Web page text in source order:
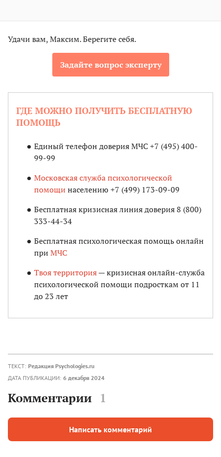
Удачи вам, Максим. Берегите себя.
Задайте вопрос эксперту
ГДЕ МОЖНО ПОЛУЧИТЬ БЕСПЛАТНУЮ
ПОМОЩЬ
Единый телефон доверия МЧС +7 (495) 400-
99-99
Московская служба психологической
помощи населению +7 (499) 173-09-09
Бесплатная кризисная линия доверия 8 (800)
333-44-34
Бесплатная психологическая помощь онлайн
при МЧС
Твоя территория— кризисная онлайн-служба
психологической помощи подросткам от 11
до 23 лет
ТЕКСТ: Редакция Psychologies.ru
ДАТА ПУБЛИКАЦИИ: 6 декабря 2024
Комментарии 1
Написать комментарий